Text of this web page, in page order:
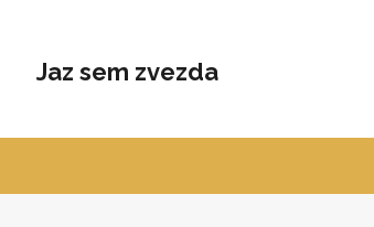
Jaz sem zvezda